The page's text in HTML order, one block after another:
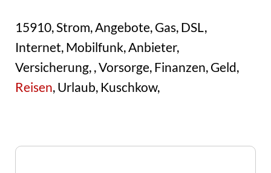
15910, Strom, Angebote, Gas, DSL,
Internet, Mobilfunk, Anbieter,
Versicherung, , Vorsorge, Finanzen, Geld,
Reisen, Urlaub, Kuschkow,